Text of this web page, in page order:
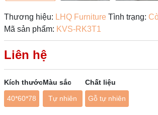
Thương hiệu: LHQ Furniture Tình trạng:
Mã sản phẩm: KVS-RK3T1
Liên hệ
Kích thước
40*60*78
Màu sắc
Tự nhiên
Chất liệu
Gỗ tự nhiên